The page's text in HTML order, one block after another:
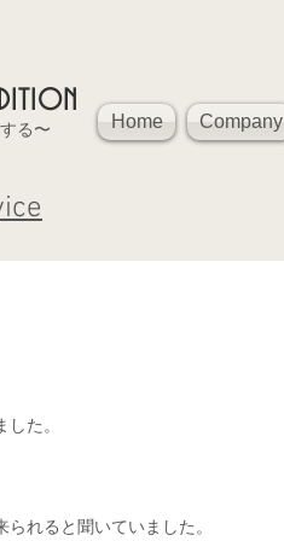
る〜 Home Company
した。
られると聞いていました。